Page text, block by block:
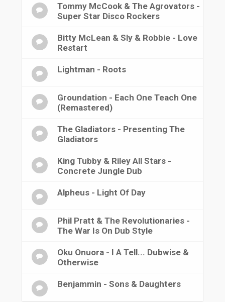
Tommy McCook & The Agrovators -
Super Star Disco Rockers
Bitty McLean & Sly & Robbie - Love
Restart
Lightman - Roots
Groundation - Each One Teach One
(Remastered)
The Gladiators - Presenting The
Gladiators
King Tubby & Riley All Stars -
Concrete Jungle Dub
Alpheus - Light Of Day
Phil Pratt & The Revolutionaries -
The War Is On Dub Style
Oku Onuora - I A Tell... Dubwise &
Otherwise
Benjammin - Sons & Daughters